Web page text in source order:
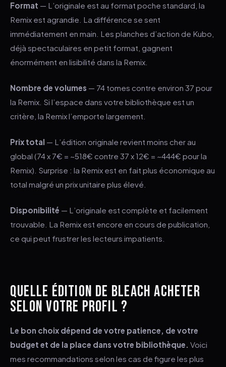
Format — L’originale est au format poche standard, la
Remix est agrandie. La différence se sent
immédiatement en main. Les planches d’action de Kubo,
déjà spectaculaires en petit format, gagnent
énormément en lisibilité dans la Remix.
Nombre de volumes — 74 tomes contre environ 37 pour
la Remix. Si l’espace dans votre bibliothèque est un
critère, la Remix l’emporte largement.
Prix total — L’édition originale revient moins cher au
global (74 x 7€ = ~518€ contre 37 x 12€ = ~444€ pour la
Remix). Surprise : la Remix est en fait plus économique au
total malgré un prix unitaire plus élevé.
Disponibilité — L’originale est complète et facilement
trouvable. La Remix est encore en cours de publication,
ce qui peut frustrer les lecteurs impatients.
QUELLE ÉDITION DE BLEACH ACHETER
SELON VOTRE PROFIL ?
Le bon choix dépend de votre patience, de votre
budget et de la place dans votre bibliothèque. Voici
mes recommandations selon les cas de figure les plus